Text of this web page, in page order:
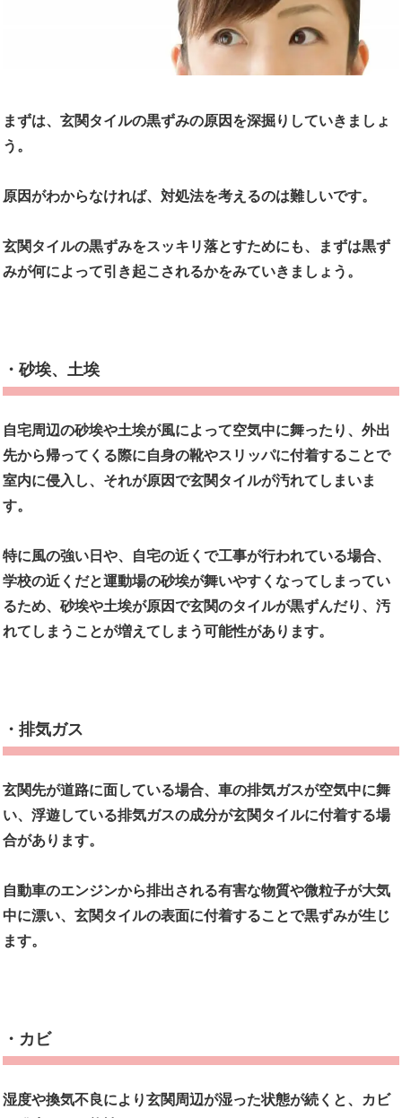
まずは、玄関タイルの黒ずみの原因を深掘りしていきましょ
う。
原因がわからなければ、対処法を考えるのは難しいです。
玄関タイルの黒ずみをスッキリ落とすためにも、まずは黒ず
みが何によって引き起こされるかをみていきましょう。
・砂埃、土埃
自宅周辺の砂埃や土埃が風によって空気中に舞ったり、外出
先から帰ってくる際に自身の靴やスリッパに付着することで
室内に侵入し、それが原因で玄関タイルが汚れてしまいま
す。
特に風の強い日や、自宅の近くで工事が行われている場合、
学校の近くだと運動場の砂埃が舞いやすくなってしまってい
るため、砂埃や土埃が原因で玄関のタイルが黒ずんだり、汚
れてしまうことが増えてしまう可能性があります。
・排気ガス
玄関先が道路に面している場合、車の排気ガスが空気中に舞
い、浮遊している排気ガスの成分が玄関タイルに付着する場
合があります。
自動車のエンジンから排出される有害な物質や微粒子が大気
中に漂い、玄関タイルの表面に付着することで黒ずみが生じ
ます。
・カビ
湿度や換気不良により玄関周辺が湿った状態が続くと、カビ